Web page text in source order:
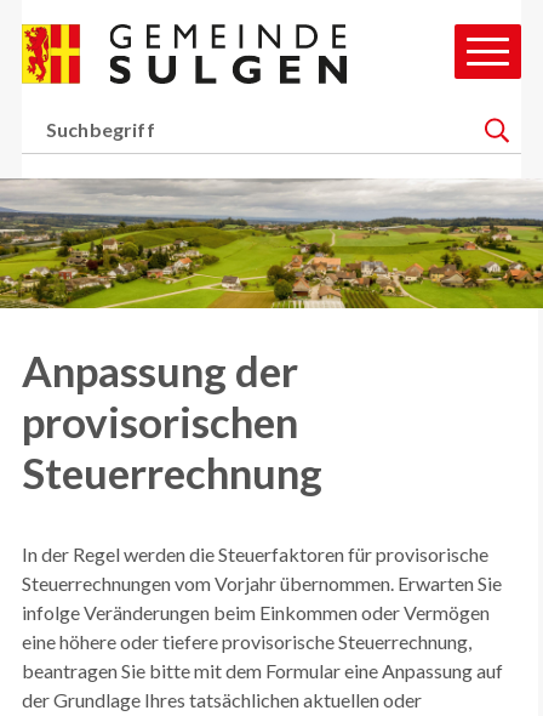
Navigieren in Gemeinde
Suchbegriff
Suche
Anpassung der
provisorischen
Steuerrechnung
In der Regel werden die Steuerfaktoren für provisorische
Steuerrechnungen vom Vorjahr übernommen. Erwarten Sie
infolge Veränderungen beim Einkommen oder Vermögen
eine höhere oder tiefere provisorische Steuerrechnung,
beantragen Sie bitte mit dem Formular eine Anpassung auf
der Grundlage Ihres tatsächlichen aktuellen oder